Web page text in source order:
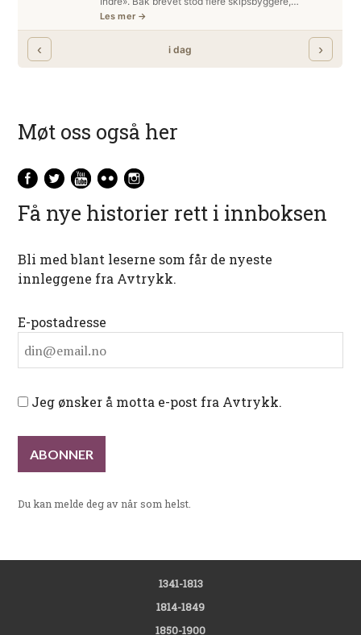
Møt oss også her
Få nye historier rett i innboksen
Bli med blant leserne som får de nyeste
innleggene fra Avtrykk.
E-postadresse
Jeg ønsker å motta e-post fra Avtrykk.
Du kan melde deg av når som helst.
1341-1813
1814-1849
1850-1900